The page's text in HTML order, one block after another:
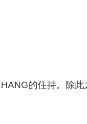
的住持。除